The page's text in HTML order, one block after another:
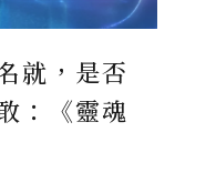
就，是否
：《靈魂